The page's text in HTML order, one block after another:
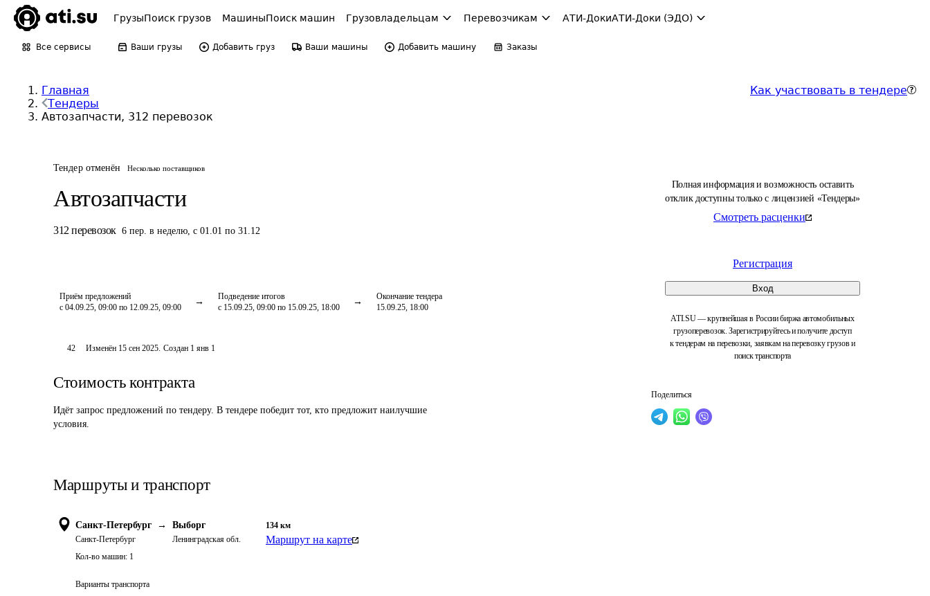
ГрузыПоиск грузов МашиныПоиск машин Грузовладельцам Перевозчикам АТИ-ДокиАТИ-Доки (ЭДО)
Все сервисы Ваши грузы Добавить груз Ваши машины Добавить машину Заказы
Главная
Тендеры
Автозапчасти, 312 перевозок
Как участвовать в тендере
Тендер отменён Несколько поставщиков
Автозапчасти
312 перевозок 6 пер. в неделю, с 01.01 по 31.12
Приём предложений
с 04.09.25, 09:00 по 12.09.25, 09:00
Подведение итогов
с 15.09.25, 09:00 по 15.09.25, 18:00
Окончание тендера
15.09.25, 18:00
Полная информация и возможность оставить
отклик доступны только с лицензией «Тендеры»
Смотреть расценки
Регистрация
Вход
ATI.SU — крупнейшая в России биржа автомобильных
грузоперевозок. Зарегистрируйтесь и получите доступ
к тендерам на перевозки, заявкам на перевозку грузов и
поиск транспорта
Поделиться
42 Изменён 15 сен 2025. Создан 1 янв 1
Стоимость контракта
Идёт запрос предложений по тендеру. В тендере победит тот, кто предложит наилучшие
условия.
Маршруты и транспорт
Санкт-Петербург →
Санкт-Петербург
Выборг
Ленинградская обл.
134 км
Маршрут на карте
Кол-во машин: 1
Варианты транспорта